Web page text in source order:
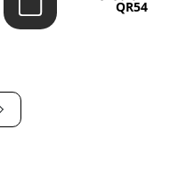
QR54